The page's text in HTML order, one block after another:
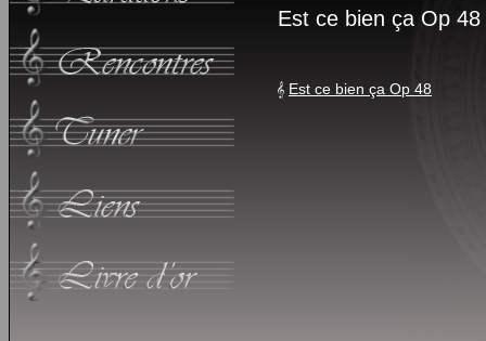
Est ce bien ça Op 48
Est ce bien ça Op 48